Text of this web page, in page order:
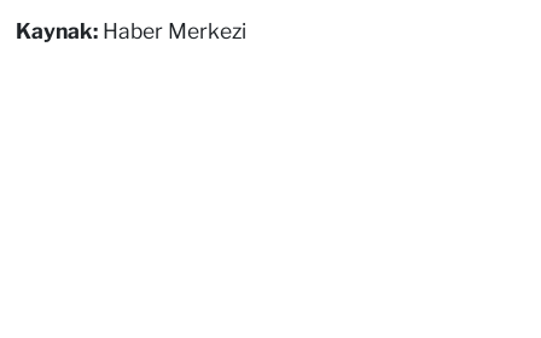
Kaynak: Haber Merkezi